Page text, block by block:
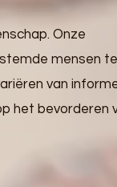
Onze
mensen
van
het bevorderen